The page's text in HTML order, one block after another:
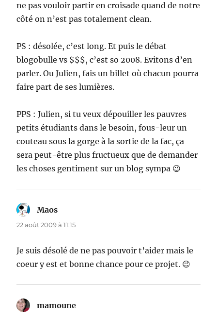
ne pas vouloir partir en croisade quand de notre
côté on n’est pas totalement clean.
PS : désolée, c’est long. Et puis le débat
blogobulle vs $$$, c’est so 2008. Evitons d’en
parler. Ou Julien, fais un billet où chacun pourra
faire part de ses lumières.
PPS : Julien, si tu veux dépouiller les pauvres
petits étudiants dans le besoin, fous-leur un
couteau sous la gorge à la sortie de la fac, ça
sera peut-être plus fructueux que de demander
les choses gentiment sur un blog sympa 😉
Maos
22 août 2009 à 11:15
Je suis désolé de ne pas pouvoir t’aider mais le
coeur y est et bonne chance pour ce projet. 😉
mamoune